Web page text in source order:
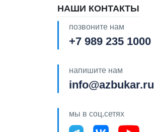
НАШИ КОНТАКТЫ
позвоните нам
+7 989 235 1000
напишите нам
info@azbukar.ru
мы в соц.сетях